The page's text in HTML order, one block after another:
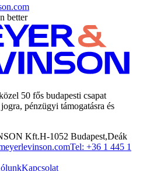
better
50 fős budapesti csapat
pénzügyi támogatásra és
Kft.H-1052 Budapest,Deák
Tel: +36 1 445 1
Kapcsolat